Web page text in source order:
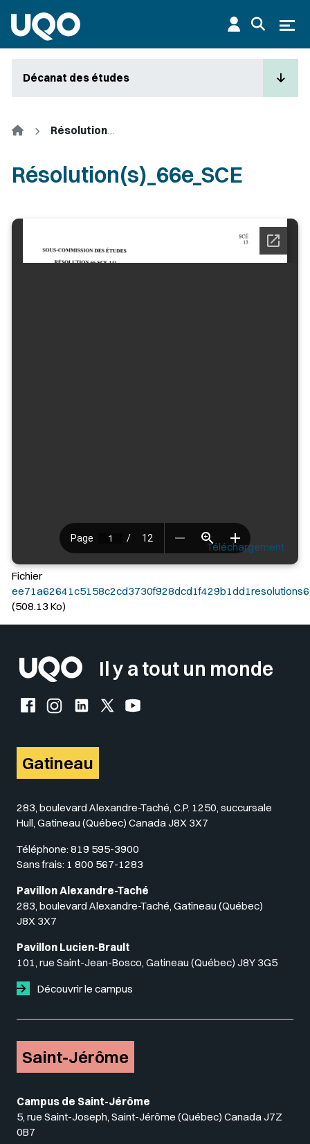
Décanat des études
Accueil Résolution(s)_66e_SCE
Résolution(s)_66e_SCE
Téléchargement
Fichier
(508.13 Ko)
Il y a tout un monde
Facebook de l'UQO
Instagram de l'UQO
LinkedIn de l'UQO
X (Twitter) de l'UQO
YouTube de l'UQO
Gatineau
283, boulevard Alexandre-Taché, C.P. 1250, succursale
Hull, Gatineau (Québec) Canada J8X 3X7
Téléphone: 819 595-3900
Sans frais: 1 800 567-1283
Pavillon Alexandre-Taché
283, boulevard Alexandre-Taché, Gatineau (Québec)
J8X 3X7
Pavillon Lucien-Brault
101, rue Saint-Jean-Bosco, Gatineau (Québec) J8Y 3G5
Découvrir le campus
Saint-Jérôme
Campus de Saint-Jérôme
5, rue Saint-Joseph, Saint-Jérôme (Québec) Canada J7Z
0B7